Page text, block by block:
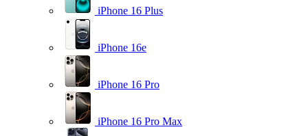
iPhone 16 Plus
iPhone 16e
iPhone 16 Pro
iPhone 16 Pro Max